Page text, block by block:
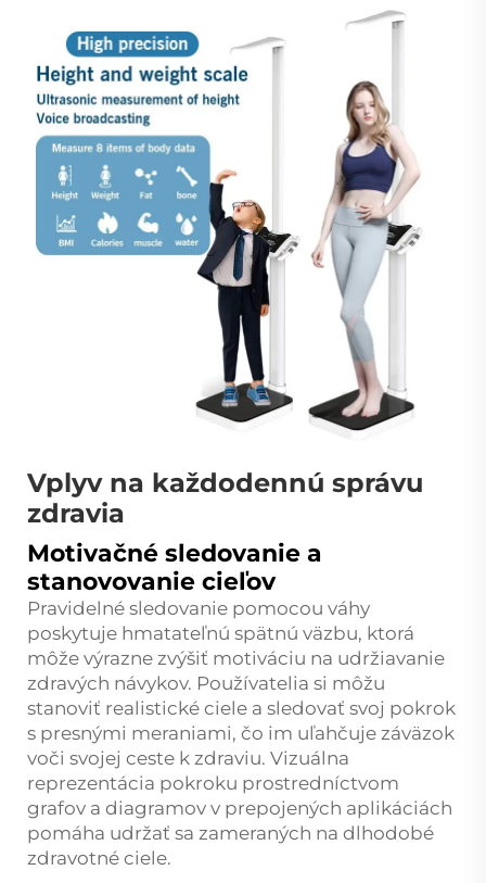
Vplyv na každodennú správu
zdravia
Motivačné sledovanie a
stanovovanie cieľov
Pravidelné sledovanie pomocou váhy
poskytuje hmatateľnú spätnú väzbu, ktorá
môže výrazne zvýšiť motiváciu na udržiavanie
zdravých návykov. Používatelia si môžu
stanoviť realistické ciele a sledovať svoj pokrok
s presnými meraniami, čo im uľahčuje záväzok
voči svojej ceste k zdraviu. Vizuálna
reprezentácia pokroku prostredníctvom
grafov a diagramov v prepojených aplikáciách
pomáha udržať sa zameraných na dlhodobé
zdravotné ciele.